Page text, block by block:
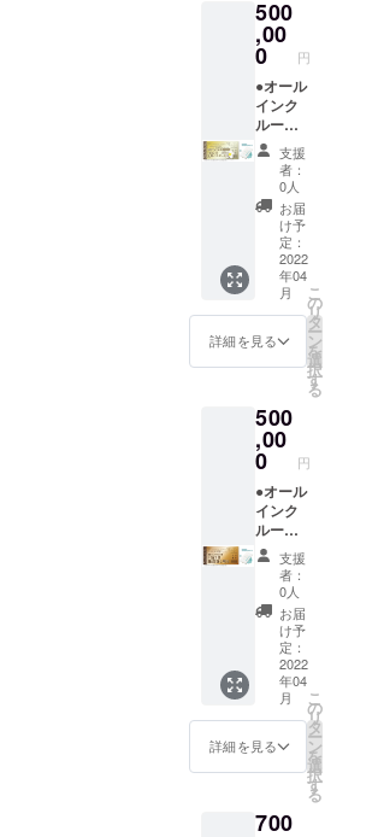
5/7、
8/1-31)
は利用
不可。
ていた
だきま
す。 ※
土・祝
前日、
ハイ
シーズ
(12/24-
1/10、
5/1-
5/7、
8/1-31)
は利用
不可。
【2023
年3月31
日】ま
でにな
りま
す。 ※
ご予約
は21年3
月頃よ
り受付
を開始
させて
いただ
きます
（先着
順）。
※予約時
のキャ
「前日
18時以
降の
キャン
セル・
ノー
ショー
：
100％」
とさせ
ていた
だきま
す。 ※
ハイ
シーズ
(12/24-
1/10、
は利用
朝食付
き。お
飲み物
飲み放
題。温
泉入り
放題で
す。 ロ
ゴ入り
モバイ
ルバッ
テリー
付き。
専属コ
ンシェ
ルジュ
(バト
ラー)付
く、
金・
土・祝
前日の
ご利用
も可
能。 ※
利用期
限は
【2022
年4月か
ら2023
年3月31
日】ま
でにな
りま
す。 ※
ご予約
は21年3
を開始
くださ
い。 ※
１枚に
つき１
泊とな
りま
す。連
泊をご
希望の
場合
は、宿
泊数分
をご購
入くだ
さい。
※宿泊チ
ケット
は別途
ご購入
いただ
があり
ます。
※利用期
限は
【2023
年3月31
日】ま
でにな
りま
す。
ルバッ
テリー
●お礼の
メール
◆グラ
ンド
オープ
ン後
に、何
度でも
ご宿泊
いただ
ける
「リ
ゾート
宿泊」
チケッ
トのパ
スポー
トで
予約) 地
元の素
材をふ
んだん
に使っ
た夕
食、朝
食付
き。お
飲み物
飲み放
題。温
泉入り
放題で
す。 ロ
ゴ入り
モバイ
ルバッ
テリー
付き。
ンシェ
500
,00
0 円
●オール
インク
ルーシ
ブ付き
【ドー
ムホテ
ル型グ
ランピ
ングリ
ゾート
年間宿
泊パス
ポート
＋】 ●
オリジ
ナルモ
バッテ
リー ●
お礼の
メール
◆グラ
ンド
オープ
ン後
に、何
度でも
ご宿泊
いただ
ける
「リ
ゾート
宿泊」
チケッ
トのパ
スポー
トで
予約) ★
支援
者：
0人
お届
け予
定：
2022
年04
月
詳細を見る
こ
の
リ
タ
ー
ン
を
選
択
す
る
500
,00
0 円
●オール
インク
ルーシ
ブ付き
【ドー
ムホテ
ル型グ
ランピ
ングリ
ゾート
１泊２
日貸切
チケッ
ト」】
●オリジ
ナルモ
バッテ
支援
者：
0人
お届
け予
定：
2022
年04
月
詳細を見る
こ
の
リ
タ
ー
ン
を
選
択
す
る
700